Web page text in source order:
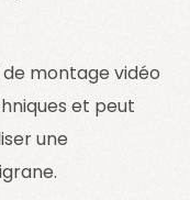
de montage vidéo
et peut
une